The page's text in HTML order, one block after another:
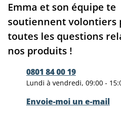
Emma et son équipe te
soutiennent volontiers
toutes les questions
nos produits !
0801 84 00 19
Lundi à vendredi, 09:00 -
Envoie-moi un e-mail